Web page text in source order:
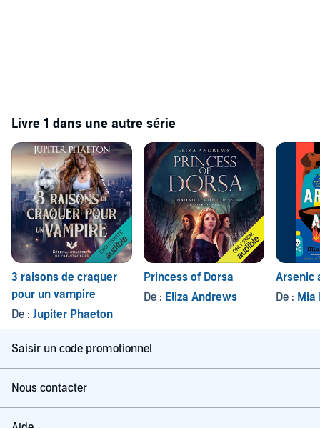
Livre 1 dans une autre série
3 raisons de craquer
pour un vampire
De : Jupiter Phaeton
Princess of Dorsa
De : Eliza Andrews
Arsenic
De : Mia
Saisir un code promotionnel
Nous contacter